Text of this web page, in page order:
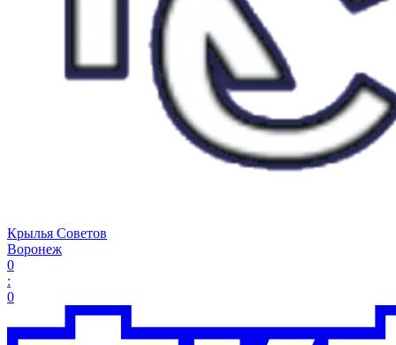
Крылья Советов
Воронеж
0
:
0